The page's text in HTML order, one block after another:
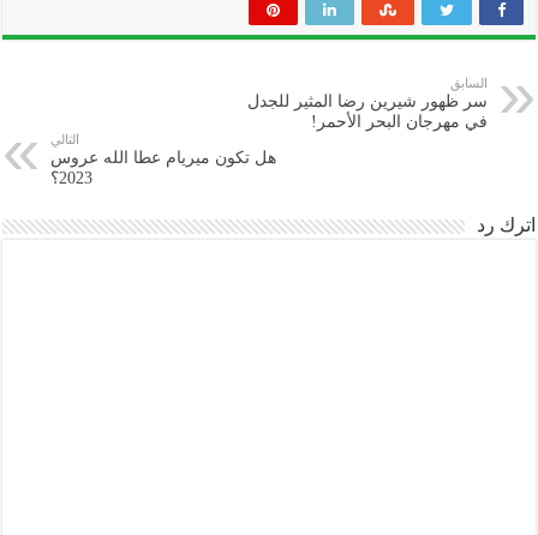
السابق
سر ظهور شيرين رضا المثير للجدل
في مهرجان البحر الأحمر!
التالي
هل تكون ميريام عطا الله عروس
2023؟
اترك رد